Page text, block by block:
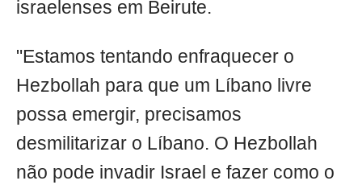
israelenses em Beirute.
"Estamos tentando enfraquecer o
Hezbollah para que um Líbano livre
possa emergir, precisamos
desmilitarizar o Líbano. O Hezbollah
não pode invadir Israel e fazer como o